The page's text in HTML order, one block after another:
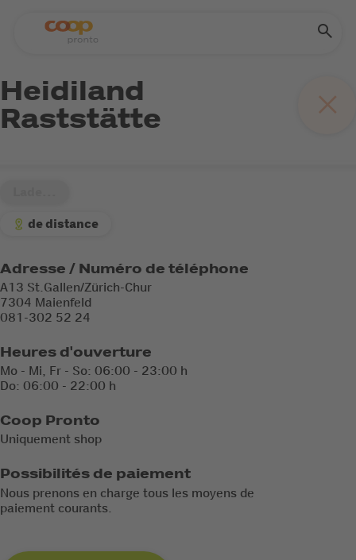
Heidiland
Raststätte
de distance
Adresse / Numéro de téléphone
A13 St.Gallen/Zürich-Chur
7304 Maienfeld
081-302 52 24
Heures d'ouverture
Mo - Mi, Fr - So: 06:00 - 23:00 h
Do: 06:00 - 22:00 h
Coop Pronto
Uniquement shop
Possibilités de paiement
Nous prenons en charge tous les moyens de
paiement courants.